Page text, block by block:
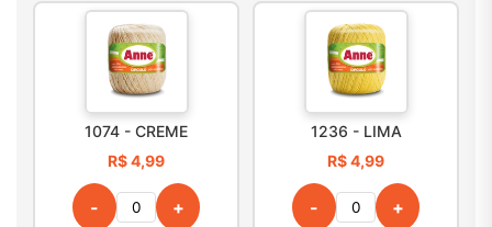
1074 - CREME
R$ 4,99
- +
1236 - LIMA
R$ 4,99
- +